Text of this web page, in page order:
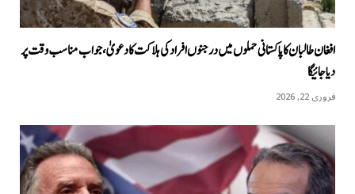
افغان طالبان کا پاکستانی حملوں میں درجنوں افراد کی ہلاکت کا دعویٰ، جواب مناسب وقت پر
دیا جائیگا
فروری 22, 2026